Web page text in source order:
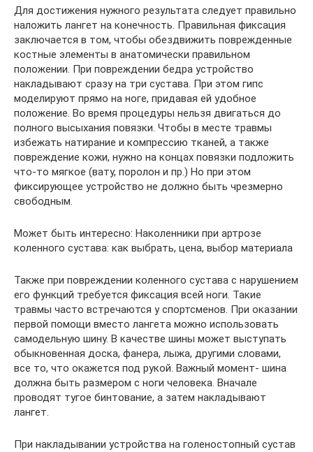
Для достижения нужного результата следует правильно
наложить лангет на конечность. Правильная фиксация
заключается в том, чтобы обездвижить поврежденные
костные элементы в анатомически правильном
положении. При повреждении бедра устройство
накладывают сразу на три сустава. При этом гипс
моделируют прямо на ноге, придавая ей удобное
положение. Во время процедуры нельзя двигаться до
полного высыхания повязки. Чтобы в месте травмы
избежать натирание и компрессию тканей, а также
повреждение кожи, нужно на концах повязки подложить
что-то мягкое (вату, поролон и пр.) Но при этом
фиксирующее устройство не должно быть чрезмерно
свободным.
Может быть интересно: Наколенники при артрозе
коленного сустава: как выбрать, цена, выбор материала
Также при повреждении коленного сустава с нарушением
его функций требуется фиксация всей ноги. Такие
травмы часто встречаются у спортсменов. При оказании
первой помощи вместо лангета можно использовать
самодельную шину. В качестве шины может выступать
обыкновенная доска, фанера, лыжа, другими словами,
все то, что окажется под рукой. Важный момент- шина
должна быть размером с ноги человека. Вначале
проводят тугое бинтование, а затем накладывают
лангет.
При накладывании устройства на голеностопный сустав